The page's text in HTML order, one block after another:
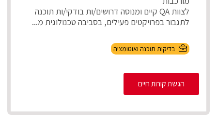
לצוות QA קיים ומנוסה דרושים/ות בודקי/ות תוכנה
לתגבור בפרויקטים פעילים, בסביבה טכנולוגית מ...
בדיקות תוכנה ואוטומציה
הגשת קורות חיים